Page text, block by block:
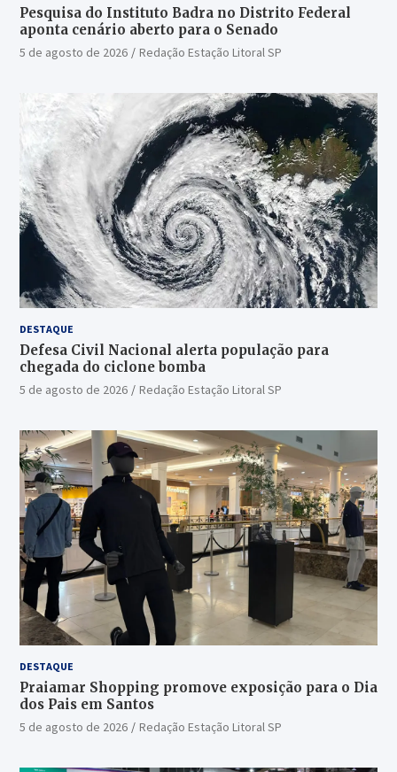
Pesquisa do Instituto Badra no Distrito Federal
aponta cenário aberto para o Senado
5 de agosto de 2026 Redação Estação Litoral SP
DESTAQUE
Defesa Civil Nacional alerta população para
chegada do ciclone bomba
5 de agosto de 2026 Redação Estação Litoral SP
DESTAQUE
Praiamar Shopping promove exposição para o Dia
dos Pais em Santos
5 de agosto de 2026 Redação Estação Litoral SP